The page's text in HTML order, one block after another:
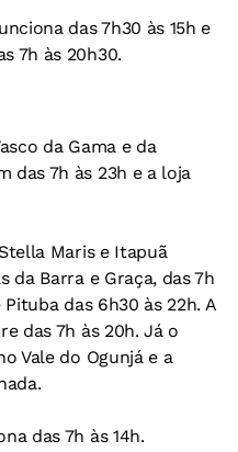
das 7h30 às 15h e
7h às 20h30.
da Gama e da
das 7h às 23h e a loja
Maris e Itapuã
da Barra e Graça, das 7h
Pituba das 6h30 às 22h. A
das 7h às 20h. Já o
Vale do Ogunjá e a
das 7h às 14h.